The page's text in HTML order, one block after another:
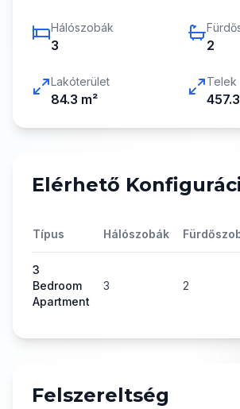
Hálószobák
3 2
Lakóterület
84.3 m²
Telek
Elérhető
Típus Hálószobák
3
Bedroom
Apartment
3 2
Felszereltség